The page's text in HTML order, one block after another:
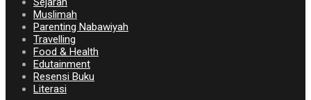
Muslimah
Parenting Nabawiyah
Travelling
Food & Health
Edutainment
Resensi Buku
Literasi